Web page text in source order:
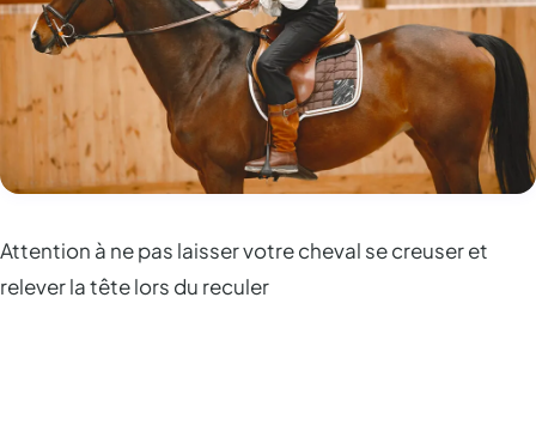
Attention à ne pas laisser votre cheval se creuser et
relever la tête lors du reculer